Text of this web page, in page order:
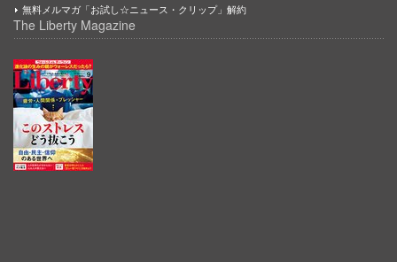
無料メルマガ「お試し☆ニュース・クリップ」解約
The Liberty Magazine